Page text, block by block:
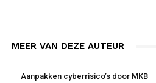
MEER VAN DEZE AUTEUR
Aanpakken cyberrisico’s door MKB